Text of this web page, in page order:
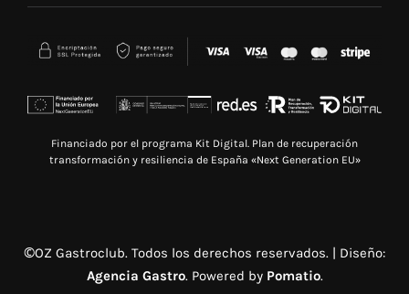
Financiado por el programa Kit Digital. Plan de recuperación
transformación y resiliencia de España «Next Generation EU»
©OZ Gastroclub. Todos los derechos reservados. | Diseño:
Agencia Gastro. Powered by Pomatio.